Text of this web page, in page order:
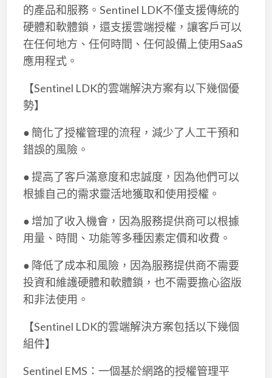
的產品和服務。Sentinel LDK不僅支援傳統的
硬體和軟體鎖，還支援雲端授權，讓客戶可以
在任何地方、任何時間、任何設備上使用SaaS
應用程式。
【Sentinel LDK的雲端解決方案有以下幾個優
勢】
● 簡化了授權管理的流程，減少了人工干預和
錯誤的風險。
● 提高了客戶滿意度和忠誠度，因為他們可以
根據自己的需求靈活地獲取和使用授權。
● 增加了收入機會，因為服務提供商可以根據
用量、時間、功能等多種因素定價和收費。
● 降低了成本和風險，因為服務提供商不需要
投資和維護硬體和軟體鎖，也不需要擔心盜版
和非法使用。
【Sentinel LDK的雲端解決方案包括以下幾個
組件】
Sentinel EMS：一個基於網路的授權管理平